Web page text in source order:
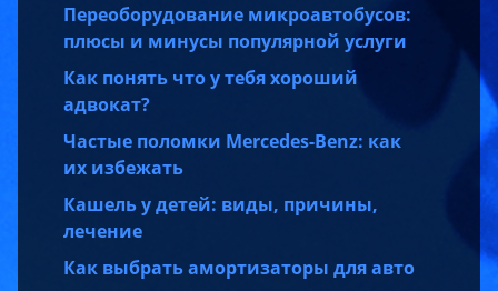
Переоборудование микроавтобусов:
плюсы и минусы популярной услуги
Как понять что у тебя хороший
адвокат?
Частые поломки Mercedes-Benz: как
их избежать
Кашель у детей: виды, причины,
лечение
Как выбрать амортизаторы для авто